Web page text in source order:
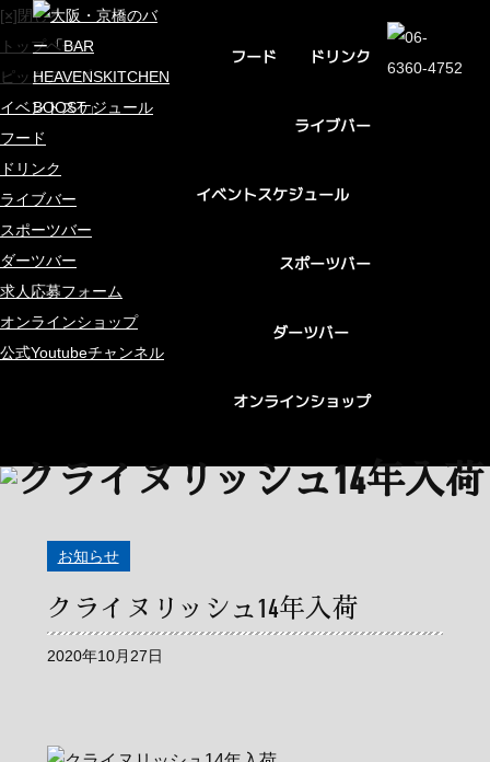
フード ドリンク
ライブバー
イベントスケジュール
スポーツバー
ダーツバー
オンラインショップ
[×]閉じる
トップページ
ピックアップ
イベントスケジュール
フード
ドリンク
ライブバー
スポーツバー
ダーツバー
求人応募フォーム
オンラインショップ
公式Youtubeチャンネル
お知らせ
クライヌリッシュ14年入荷
2020年10月27日